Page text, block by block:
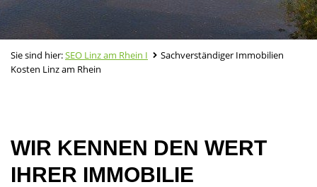
Sie sind hier:SEO Linz am Rhein I
Sachverständiger Immobilien
Kosten Linz am Rhein
WIR KENNEN DEN WERT
IHRER IMMOBILIE